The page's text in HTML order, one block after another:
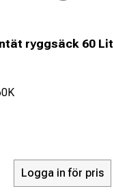
ryggsäck 60
Logga in för pris